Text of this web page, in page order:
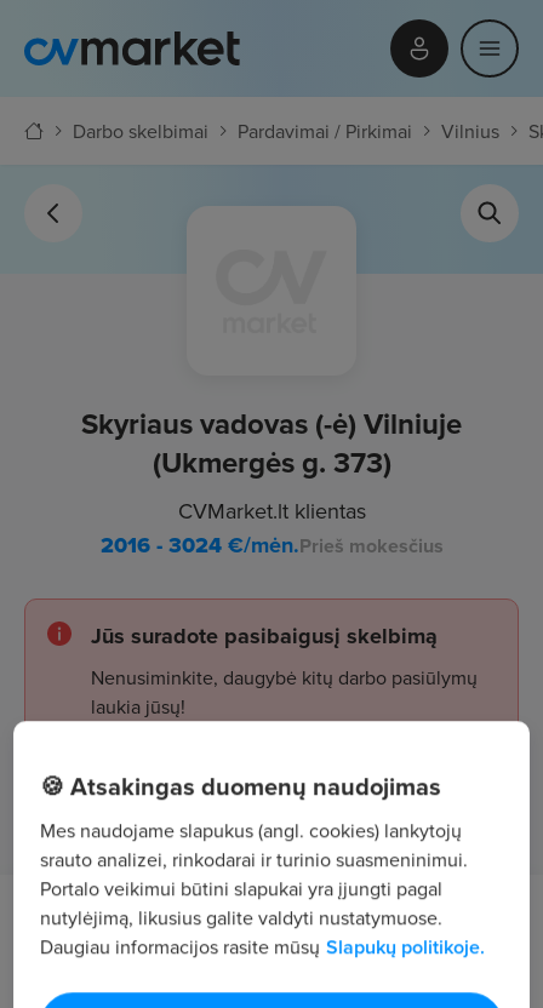
Darbo skelbimai Pardavimai / Pirkimai Vilnius
Skyriaus vadovas (-ė) Vilniuje
(Ukmergės g. 373)
CVMarket.lt klientas
2016 - 3024€/mėn.Prieš mokesčius
Jūs suradote pasibaigusį skelbimą
Nenusiminkite, daugybė kitų darbo pasiūlymų
laukia jūsų!
Žiūrėti skelbimus
Darbo aprašymas
Parduoti prekes ir rūpintis klientais
🍪 Atsakingas duomenų naudojimas
Mes naudojame slapukus (angl. cookies) lankytojų
srauto analizei, rinkodarai ir turinio suasmeninimui.
Portalo veikimui būtini slapukai yra įjungti pagal
nutylėjimą, likusius galite valdyti nustatymuose.
Daugiau informacijos rasite mūsų Slapukų politikoje.